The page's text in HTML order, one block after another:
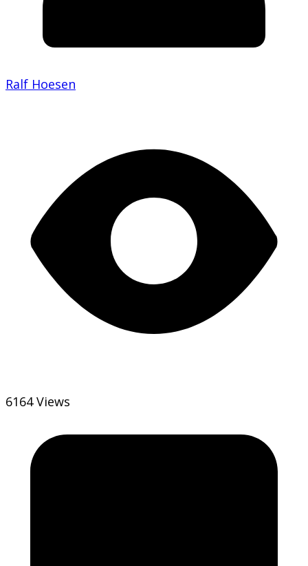
Ralf Hoesen
6164 Views